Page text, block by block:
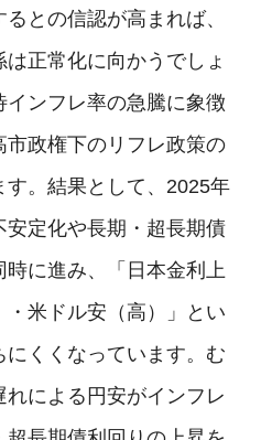
との信認が高まれば、
正常化に向かうでしょ
インフレ率の急騰に象徴
市政権下のリフレ政策の
。結果として、2025年
定化や長期・超長期債
に進み、「日本金利上
米ドル安（高）」とい
にくくなっています。む
れによる円安がインフレ